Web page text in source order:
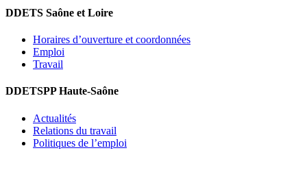
DDETS Saône et Loire
Horaires d’ouverture et coordonnées
Emploi
Travail
DDETSPP Haute-Saône
Actualités
Relations du travail
Politiques de l’emploi